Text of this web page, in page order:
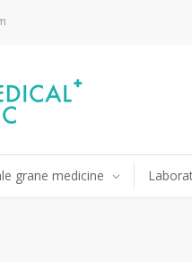
grane medicine